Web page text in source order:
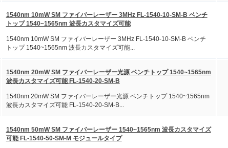
1540nm 10mW SM ファイバーレーザー 3MHz FL-1540-10-SM-B ベンチ
トップ 1540~1565nm 波長カスタマイズ可能
1540nm 10mW SM ファイバーレーザー 3MHz FL-1540-10-SM-B ベンチ
トップ 1540~1565nm 波長カスタマイズ可能...
1540nm 20mW SM ファイバーレーザー光源 ベンチトップ 1540~1565nm
波長カスタマイズ可能 FL-1540-20-SM-B
1540nm 20mW SM ファイバーレーザー光源 ベンチトップ 1540~1565nm
波長カスタマイズ可能 FL-1540-20-SM-B...
1540nm 50mW SM ファイバーレーザー 1540~1565nm 波長カスタマイズ
可能 FL-1540-50-SM-M モジュールタイプ